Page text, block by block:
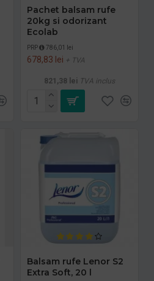
Pachet balsam rufe
20kg si odorizant
Ecolab
PRP 786,01 lei
678,83 lei + TVA
821,38 lei TVA inclus
Balsam rufe Lenor S2
Extra Soft, 20 l